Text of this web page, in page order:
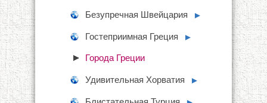
Безупречная Швейцария ►
Гостеприимная Греция ►
Города Греции
Удивительная Хорватия ►